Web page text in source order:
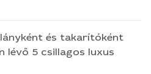
és takarítóként
lévő 5 csillagos luxus